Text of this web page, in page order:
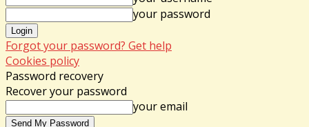
your password
Forgot your password? Get help
Cookies policy
Password recovery
Recover your password
your email